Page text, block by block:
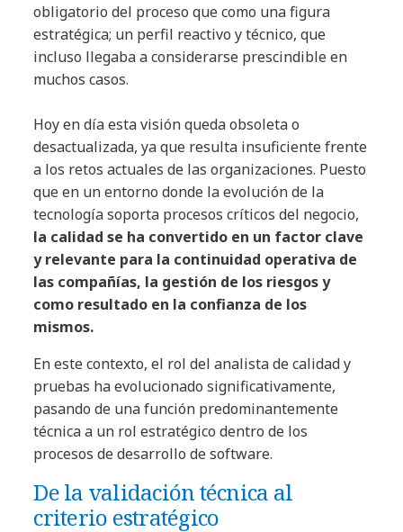
obligatorio del proceso que como una figura
estratégica; un perfil reactivo y técnico, que
incluso llegaba a considerarse prescindible en
muchos casos.
Hoy en día esta visión queda obsoleta o
desactualizada, ya que resulta insuficiente frente
a los retos actuales de las organizaciones. Puesto
que en un entorno donde la evolución de la
tecnología soporta procesos críticos del negocio,
la calidad se ha convertido en un factor clave
y relevante para la continuidad operativa de
las compañías, la gestión de los riesgos y
como resultado en la confianza de los
mismos.
En este contexto, el rol del analista de calidad y
pruebas ha evolucionado significativamente,
pasando de una función predominantemente
técnica a un rol estratégico dentro de los
procesos de desarrollo de software.
De la validación técnica al
criterio estratégico